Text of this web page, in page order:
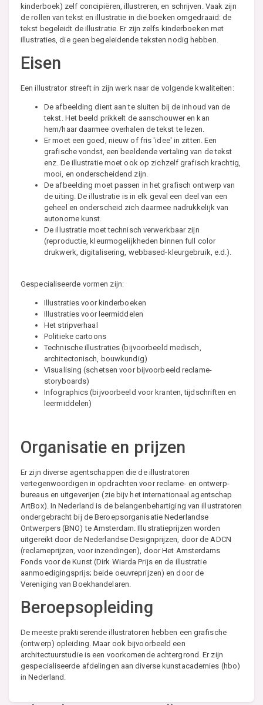
kinderboek) zelf concipiëren, illustreren, en schrijven. Vaak zijn
de rollen van tekst en illustratie in die boeken omgedraaid: de
tekst begeleidt de illustratie. Er zijn zelfs kinderboeken met
illustraties, die geen begeleidende teksten nodig hebben.
Eisen
Een illustrator streeft in zijn werk naar de volgende kwaliteiten:
De afbeelding dient aan te sluiten bij de inhoud van de
tekst. Het beeld prikkelt de aanschouwer en kan
hem/haar daarmee overhalen de tekst te lezen.
Er moet een goed, nieuw of fris 'idee' in zitten. Een
grafische vondst, een beeldende vertaling van de tekst
enz. De illustratie moet ook op zichzelf grafisch krachtig,
mooi, en onderscheidend zijn.
De afbeelding moet passen in het grafisch ontwerp van
de uiting. De illustratie is in elk geval een deel van een
geheel en onderscheid zich daarmee nadrukkelijk van
autonome kunst.
De illustratie moet technisch verwerkbaar zijn
(reproductie, kleurmogelijkheden binnen full color
drukwerk, digitalisering, webbased-kleurgebruik, e.d.).
Gespecialiseerde vormen zijn:
Illustraties voor kinderboeken
Illustraties voor leermiddelen
Het stripverhaal
Politieke cartoons
Technische illustraties (bijvoorbeeld medisch,
architectonisch, bouwkundig)
Visualising (schetsen voor bijvoorbeeld reclame-
storyboards)
Infographics (bijvoorbeeld voor kranten, tijdschriften en
leermiddelen)
Organisatie en prijzen
Er zijn diverse agentschappen die de illustratoren
vertegenwoordigen in opdrachten voor reclame- en ontwerp-
bureaus en uitgeverijen (zie bijv het internationaal agentschap
ArtBox). In Nederland is de belangenbehartiging van illustratoren
ondergebracht bij de Beroepsorganisatie Nederlandse
Ontwerpers (BNO) te Amsterdam. Illustratieprijzen worden
uitgereikt door de Nederlandse Designprijzen, door de ADCN
(reclameprijzen, voor inzendingen), door Het Amsterdams
Fonds voor de Kunst (Dirk Wiarda Prijs en de illustratie
aanmoedigingsprijs; beide oeuvreprijzen) en door de
Vereniging van Boekhandelaren.
Beroepsopleiding
De meeste praktiserende illustratoren hebben een grafische
(ontwerp) opleiding. Maar ook bijvoorbeeld een
architectuurstudie is een voorkomende achtergrond. Er zijn
gespecialiseerde afdelingen aan diverse kunstacademies (hbo)
in Nederland.